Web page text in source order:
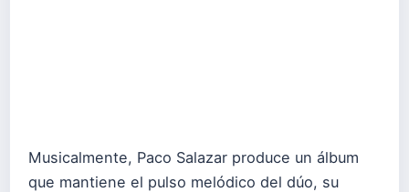
Musicalmente, Paco Salazar produce un álbum
que mantiene el pulso melódico del dúo, su